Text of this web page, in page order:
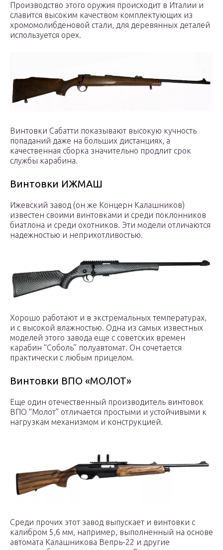
Производство этого оружия происходит в Италии и
славится высоким качеством комплектующих из
хромомолибденовой стали, для деревянных деталей
используется орех.
Винтовки Сабатти показывают высокую кучность
попаданий даже на больших дистанциях, а
качественная сборка значительно продлит срок
службы карабина.
Винтовки ИЖМАШ
Ижевский завод (он же Концерн Калашников)
известен своими винтовками и среди поклонников
биатлона и среди охотников. Эти модели отличаются
надежностью и неприхотливостью.
Хорошо работают и в экстремальных температурах,
и с высокой влажностью. Одна из самых известных
моделей этого завода еще с советских времен
карабин “Соболь” полуавтомат. Он сочетается
практически с любым прицелом.
Винтовки ВПО «МОЛОТ»
Еще один отечественный производитель винтовок
ВПО “Молот” отличается простыми и устойчивыми к
нагрузкам механизмом и конструкцией.
Среди прочих этот завод выпускает и винтовки с
калибром 5,6 мм, например, выполненный на основе
автомата Калашникова Вепрь-22 и другие